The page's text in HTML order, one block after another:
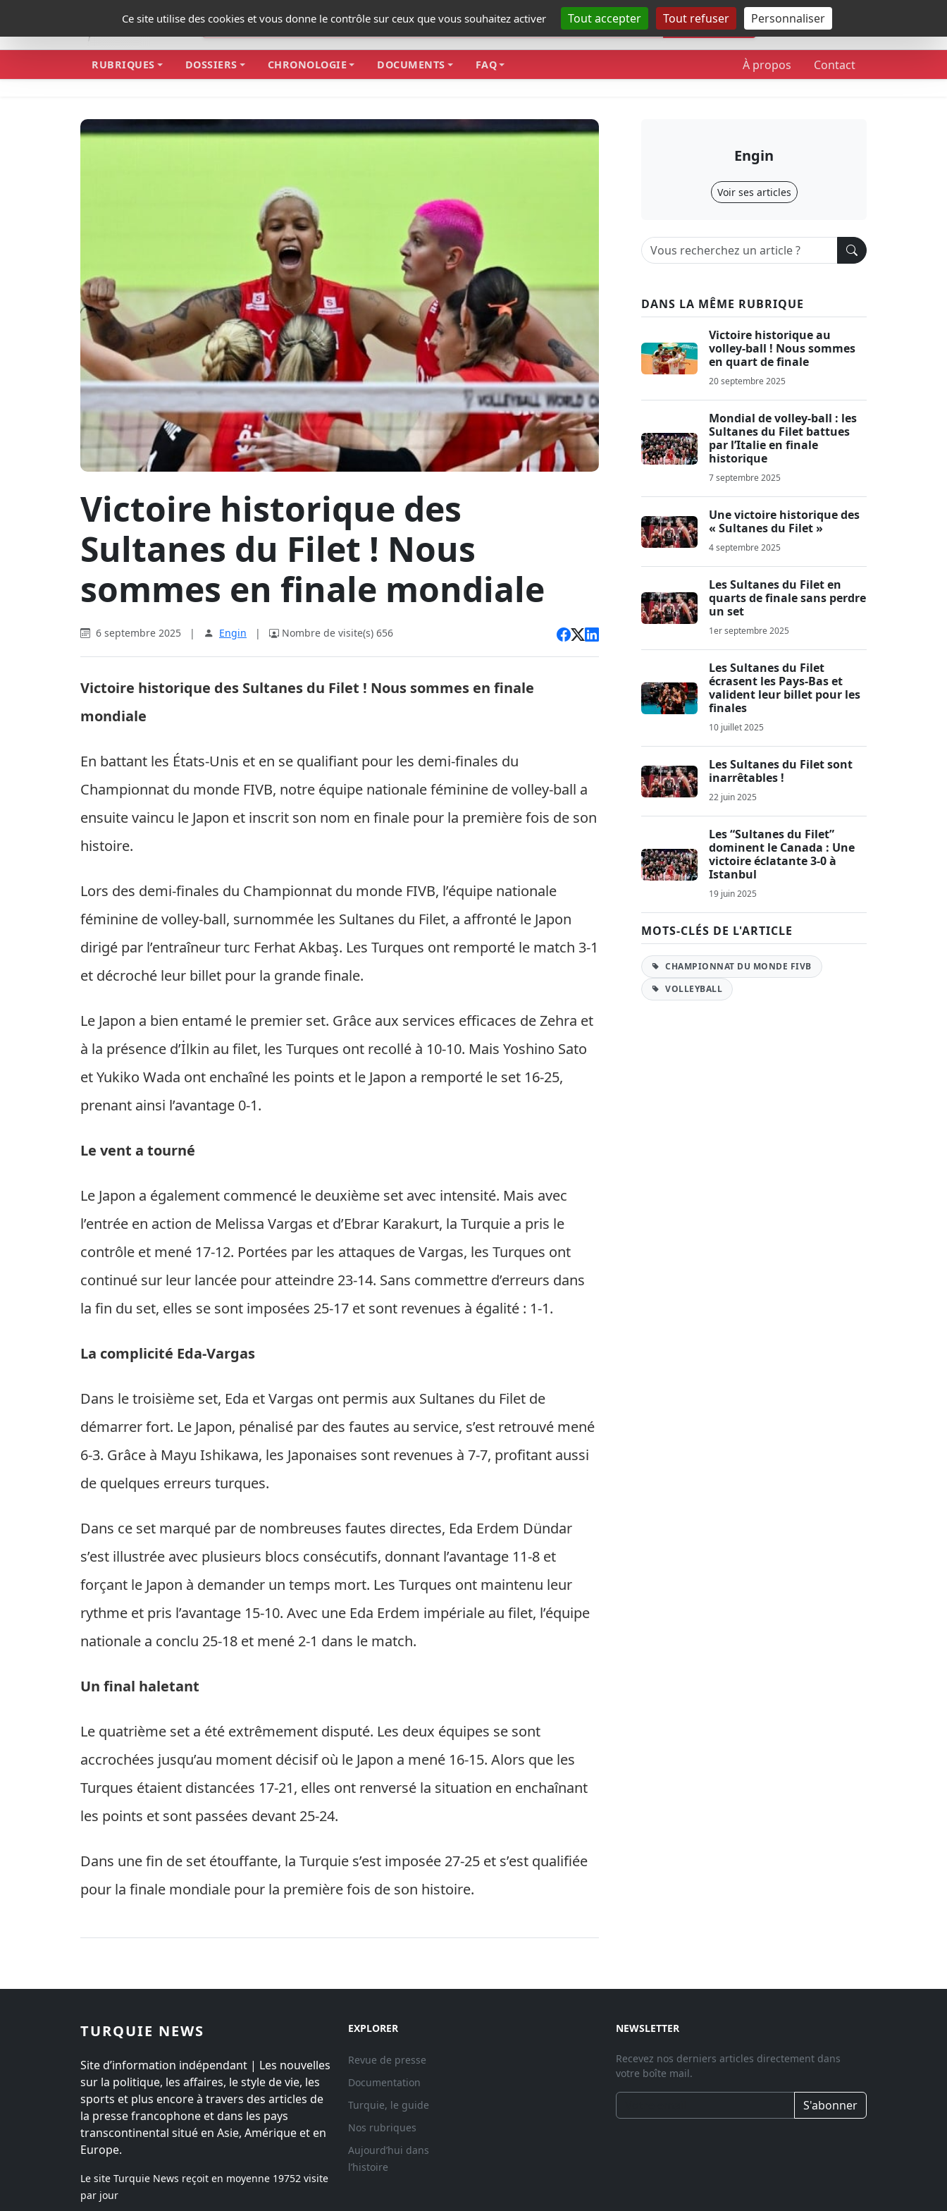
Ce site utilise des cookies et vous donne le contrôle sur ceux que vous souhaitez activer Tout accepter Tout refuser Personnaliser
Rechercher
RUBRIQUES DOSSIERS CHRONOLOGIE DOCUMENTS FAQ À propos Contact
Victoire historique des
Sultanes du Filet ! Nous
sommes en finale mondiale
6 septembre 2025 | Engin | Nombre de visite(s) 656
Victoire historique des Sultanes du Filet ! Nous sommes en finale
mondiale
En battant les États-Unis et en se qualifiant pour les demi-finales du
Championnat du monde FIVB, notre équipe nationale féminine de volley-ball a
ensuite vaincu le Japon et inscrit son nom en finale pour la première fois de son
histoire.
Lors des demi-finales du Championnat du monde FIVB, l’équipe nationale
féminine de volley-ball, surnommée les Sultanes du Filet, a affronté le Japon
dirigé par l’entraîneur turc Ferhat Akbaş. Les Turques ont remporté le match 3-1
et décroché leur billet pour la grande finale.
Le Japon a bien entamé le premier set. Grâce aux services efficaces de Zehra et
à la présence d’İlkin au filet, les Turques ont recollé à 10-10. Mais Yoshino Sato
et Yukiko Wada ont enchaîné les points et le Japon a remporté le set 16-25,
prenant ainsi l’avantage 0-1.
Le vent a tourné
Le Japon a également commencé le deuxième set avec intensité. Mais avec
l’entrée en action de Melissa Vargas et d’Ebrar Karakurt, la Turquie a pris le
contrôle et mené 17-12. Portées par les attaques de Vargas, les Turques ont
continué sur leur lancée pour atteindre 23-14. Sans commettre d’erreurs dans
la fin du set, elles se sont imposées 25-17 et sont revenues à égalité : 1-1.
La complicité Eda-Vargas
Dans le troisième set, Eda et Vargas ont permis aux Sultanes du Filet de
démarrer fort. Le Japon, pénalisé par des fautes au service, s’est retrouvé mené
6-3. Grâce à Mayu Ishikawa, les Japonaises sont revenues à 7-7, profitant aussi
de quelques erreurs turques.
Dans ce set marqué par de nombreuses fautes directes, Eda Erdem Dündar
s’est illustrée avec plusieurs blocs consécutifs, donnant l’avantage 11-8 et
forçant le Japon à demander un temps mort. Les Turques ont maintenu leur
rythme et pris l’avantage 15-10. Avec une Eda Erdem impériale au filet, l’équipe
nationale a conclu 25-18 et mené 2-1 dans le match.
Un final haletant
Le quatrième set a été extrêmement disputé. Les deux équipes se sont
accrochées jusqu’au moment décisif où le Japon a mené 16-15. Alors que les
Turques étaient distancées 17-21, elles ont renversé la situation en enchaînant
les points et sont passées devant 25-24.
Dans une fin de set étouffante, la Turquie s’est imposée 27-25 et s’est qualifiée
pour la finale mondiale pour la première fois de son histoire.
Engin
Voir ses articles
DANS LA MÊME RUBRIQUE
Victoire historique au
volley-ball ! Nous sommes
en quart de finale
20 septembre 2025
Mondial de volley-ball : les
Sultanes du Filet battues
par l’Italie en finale
historique
7 septembre 2025
Une victoire historique des
« Sultanes du Filet »
4 septembre 2025
Les Sultanes du Filet en
quarts de finale sans perdre
un set
1er septembre 2025
Les Sultanes du Filet
écrasent les Pays-Bas et
valident leur billet pour les
finales
10 juillet 2025
Les Sultanes du Filet sont
inarrêtables !
22 juin 2025
Les “Sultanes du Filet”
dominent le Canada : Une
victoire éclatante 3‑0 à
Istanbul
19 juin 2025
MOTS-CLÉS DE L'ARTICLE
CHAMPIONNAT DU MONDE FIVB
VOLLEYBALL
TURQUIE NEWS
Site d’information indépendant | Les nouvelles
sur la politique, les affaires, le style de vie, les
sports et plus encore à travers des articles de
la presse francophone et dans les pays
transcontinental situé en Asie, Amérique et en
Europe.
Le site Turquie News reçoit en moyenne 19752 visite
par jour
EXPLORER
Revue de presse
Documentation
Turquie, le guide
Nos rubriques
Aujourd’hui dans
l’histoire
NEWSLETTER
Recevez nos derniers articles directement dans
votre boîte mail.
S'abonner